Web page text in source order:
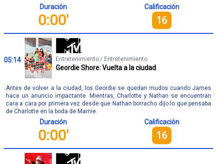
Duración
0:00'
Calificación
16
05:14 Entretenimiento / Entretenimiento
Geordie Shore: Vuelta a la ciudad
Antes de volver a la ciudad, los Geordie se quedan mudos cuando James
hace un anuncio impactante. Mientras, Charlotte y Nathan se encuentran
cara a cara por primera vez desde que Nathan borracho dijo lo que pensaba
de Charlotte en la boda de Marnie.
Duración
0:00'
Calificación
16